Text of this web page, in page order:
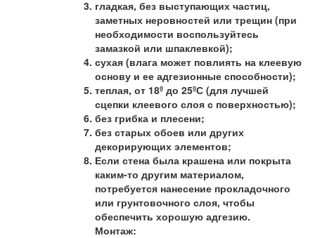
гладкая, без выступающих частиц,
заметных неровностей или трещин (при
необходимости воспользуйтесь
замазкой или шпаклевкой);
сухая (влага может повлиять на клеевую
основу и ее адгезионные способности);
теплая, от 18º до 25ºС (для лучшей
сцепки клеевого слоя с поверхностью);
без грибка и плесени;
без старых обоев или других
декорирующих элементов;
Если стена была крашена или покрыта
каким-то другим материалом,
потребуется нанесение прокладочного
или грунтовочного слоя, чтобы
обеспечить хорошую адгезию.
Монтаж: